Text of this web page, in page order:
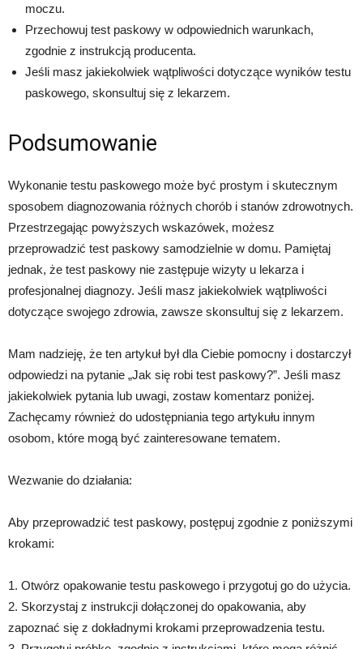
moczu.
Przechowuj test paskowy w odpowiednich warunkach,
zgodnie z instrukcją producenta.
Jeśli masz jakiekolwiek wątpliwości dotyczące wyników testu
paskowego, skonsultuj się z lekarzem.
Podsumowanie
Wykonanie testu paskowego może być prostym i skutecznym
sposobem diagnozowania różnych chorób i stanów zdrowotnych.
Przestrzegając powyższych wskazówek, możesz
przeprowadzić test paskowy samodzielnie w domu. Pamiętaj
jednak, że test paskowy nie zastępuje wizyty u lekarza i
profesjonalnej diagnozy. Jeśli masz jakiekolwiek wątpliwości
dotyczące swojego zdrowia, zawsze skonsultuj się z lekarzem.
Mam nadzieję, że ten artykuł był dla Ciebie pomocny i dostarczył
odpowiedzi na pytanie „Jak się robi test paskowy?”. Jeśli masz
jakiekolwiek pytania lub uwagi, zostaw komentarz poniżej.
Zachęcamy również do udostępniania tego artykułu innym
osobom, które mogą być zainteresowane tematem.
Wezwanie do działania:
Aby przeprowadzić test paskowy, postępuj zgodnie z poniższymi
krokami:
1. Otwórz opakowanie testu paskowego i przygotuj go do użycia.
2. Skorzystaj z instrukcji dołączonej do opakowania, aby
zapoznać się z dokładnymi krokami przeprowadzenia testu.